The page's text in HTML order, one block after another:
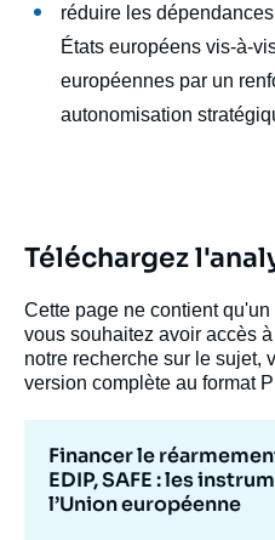
réduire les
États européens vis-à-
européennes par un
autonomisation
Téléchargez
Cette page ne contient
vous souhaitez avoir accès
notre recherche sur le sujet,
version complète au format
Financer le
EDIP, SAFE : les
l’Union européenne